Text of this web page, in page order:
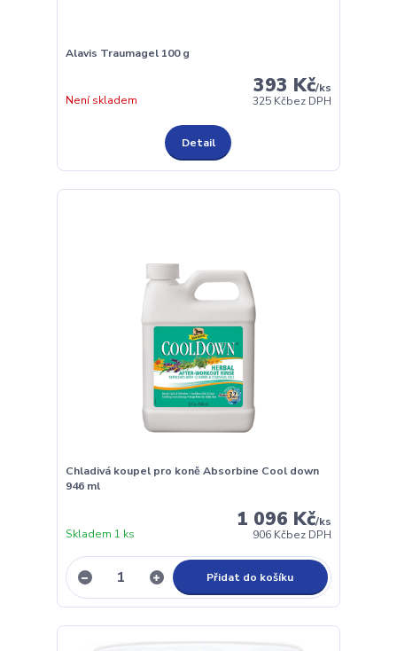
Alavis Traumagel 100 g
393 Kč/ks
325 Kčbez DPH
Není skladem
Detail
Chladivá koupel pro koně Absorbine Cool down
946 ml
1 096 Kč/ks
906 Kčbez DPH
Skladem 1 ks
Přidat do košíku